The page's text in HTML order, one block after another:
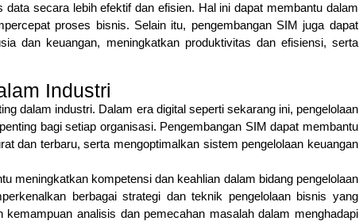
secara lebih efektif dan efisien. Hal ini dapat membantu dalam
proses bisnis. Selain itu, pengembangan SIM juga dapat
dan keuangan, meningkatkan produktivitas dan efisiensi, serta
Industri
dalam industri. Dalam era digital seperti sekarang ini, pengelolaan
bagi setiap organisasi. Pengembangan SIM dapat membantu
dan terbaru, serta mengoptimalkan sistem pengelolaan keuangan
meningkatkan kompetensi dan keahlian dalam bidang pengelolaan
berbagai strategi dan teknik pengelolaan bisnis yang
analisis dan pemecahan masalah dalam menghadapi